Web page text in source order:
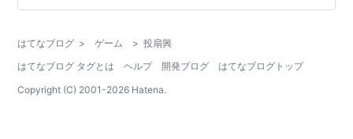
いてます。 生徒さんたちが結んでいます。 今年のテーマ
るい未来へ想いを馳せています。 「敦賀市伝統文化和装
礼法親子教室」５回目を開催し…
はてなブログ > ゲーム > 投扇興
はてなブログ タグとは
ヘルプ 開発ブログ
はてなブログトップ
Copyright (C) 2001-2026 Hatena.